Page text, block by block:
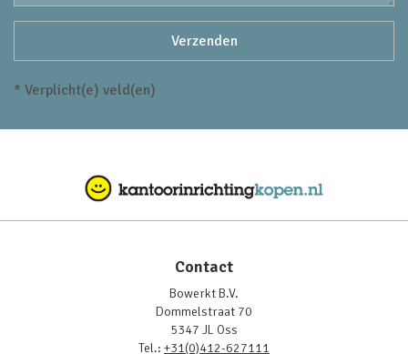
* Verplicht(e) veld(en)
Contact
Bowerkt B.V.
Dommelstraat 70
5347 JL Oss
Tel.: +31(0)412-627111